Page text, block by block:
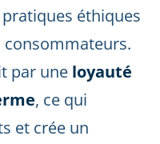
éthiques
consommateurs.
par une loyauté
, ce qui
et crée un